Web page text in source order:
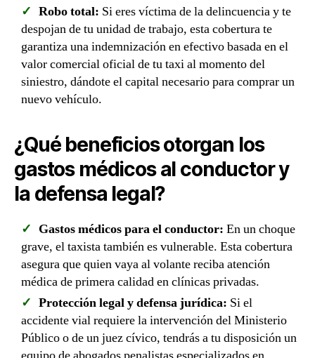
Robo total: Si eres víctima de la delincuencia y te
despojan de tu unidad de trabajo, esta cobertura te
garantiza una indemnización en efectivo basada en el
valor comercial oficial de tu taxi al momento del
siniestro, dándote el capital necesario para comprar un
nuevo vehículo.
¿Qué beneficios otorgan los
gastos médicos al conductor y
la defensa legal?
Gastos médicos para el conductor: En un choque
grave, el taxista también es vulnerable. Esta cobertura
asegura que quien vaya al volante reciba atención
médica de primera calidad en clínicas privadas.
Protección legal y defensa jurídica: Si el
accidente vial requiere la intervención del Ministerio
Público o de un juez cívico, tendrás a tu disposición un